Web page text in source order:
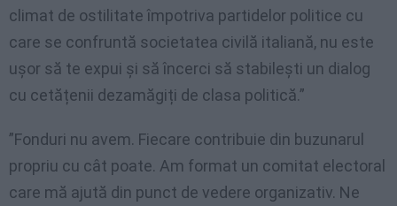
climat de ostilitate împotriva partidelor politice cu
care se confruntă societatea civilă italiană, nu este
ușor să te expui și să încerci să stabilești un dialog
cu cetățenii dezamăgiți de clasa politică.”
”Fonduri nu avem. Fiecare contribuie din buzunarul
propriu cu cât poate. Am format un comitat electoral
care mă ajută din punct de vedere organizativ. Ne